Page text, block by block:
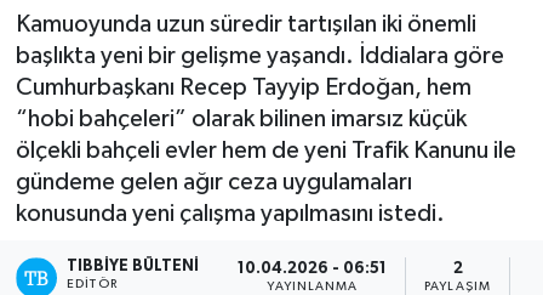
Kamuoyunda uzun süredir tartışılan iki önemli
başlıkta yeni bir gelişme yaşandı. İddialara göre
Cumhurbaşkanı Recep Tayyip Erdoğan, hem
“hobi bahçeleri” olarak bilinen imarsız küçük
ölçekli bahçeli evler hem de yeni Trafik Kanunu ile
gündeme gelen ağır ceza uygulamaları
konusunda yeni çalışma yapılmasını istedi.
TIBBIYE BÜLTENI
EDITÖR
10.04.2026 - 06:51
YAYINLANMA
2
PAYLAŞIM